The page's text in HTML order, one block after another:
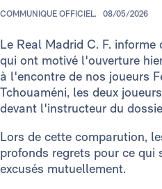
COMMUNIQUE OFFICIEL. 08/05/2026
Le Real Madrid C. F. informe
qui ont motivé l'ouverture
à l'encontre de nos joueurs
Tchouaméni, les deux
devant l'instructeur du
Lors de cette comparution,
profonds regrets pour ce qui
excusés mutuellement.